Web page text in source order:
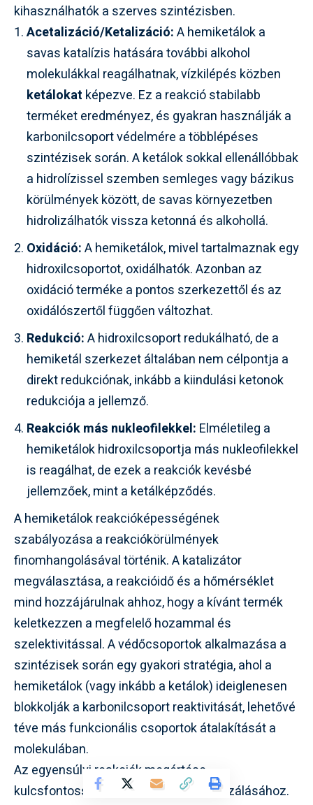
kihasználhatók a szerves szintézisben.
Acetalizáció/Ketalizáció:A hemiketálok a
savas katalízis hatására további alkohol
molekulákkal reagálhatnak, vízkilépés közben
ketálokat képezve. Ez a reakció stabilabb
terméket eredményez, és gyakran használják a
karbonilcsoport védelmére a többlépéses
szintézisek során. A ketálok sokkal ellenállóbbak
a hidrolízissel szemben semleges vagy bázikus
körülmények között, de savas környezetben
hidrolizálhatók vissza ketonná és alkohollá.
Oxidáció:A hemiketálok, mivel tartalmaznak egy
hidroxilcsoportot, oxidálhatók. Azonban az
oxidáció terméke a pontos szerkezettől és az
oxidálószertől függően változhat.
Redukció:A hidroxilcsoport redukálható, de a
hemiketál szerkezet általában nem célpontja a
direkt redukciónak, inkább a kiindulási ketonok
redukciója a jellemző.
Reakciók más nukleofilekkel: Elméletileg a
hemiketálok hidroxilcsoportja más nukleofilekkel
is reagálhat, de ezek a reakciók kevésbé
jellemzőek, mint a ketálképződés.
A hemiketálok reakcióképességének
szabályozása a reakciókörülmények
finomhangolásával történik. A katalizátor
megválasztása, a reakcióidő és a hőmérséklet
mind hozzájárulnak ahhoz, hogy a kívánt termék
keletkezzen a megfelelő hozammal és
szelektivitással. A védőcsoportok alkalmazása a
szintézisek során egy gyakori stratégia, ahol a
hemiketálok (vagy inkább a ketálok) ideiglenesen
blokkolják a karbonilcsoport reaktivitását, lehetővé
téve más funkcionális csoportok átalakítását a
molekulában.
Az egyensúlyi reakciók megértése
kulcsfontosságú a hozamok maximalizálásához.